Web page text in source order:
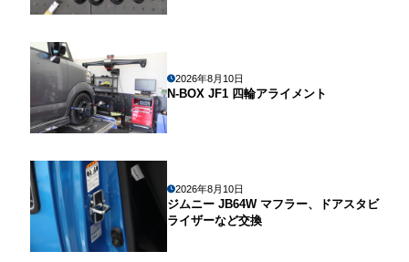
2026年8月10日
N-BOX JF1 四輪アライメント
2026年8月10日
ジムニー JB64W マフラー、ドアスタビ
ライザーなど交換